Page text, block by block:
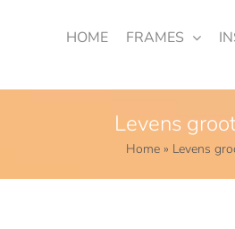
HOME FRAMES
Levens
Home » Levens